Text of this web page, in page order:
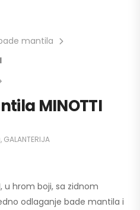
mantila
MINOTTI
, GALANTERIJA
u hrom boji, sa zidnom
odlaganje bade mantila i